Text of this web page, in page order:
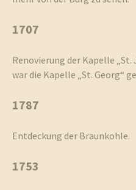
1707
Renovierung der Kapelle
war die Kapelle „St. Georg“
1787
Entdeckung der Braunkohle.
1753